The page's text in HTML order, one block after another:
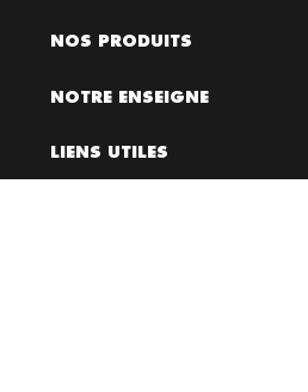
NOS PRODUITS
NOTRE ENSEIGNE
LIENS UTILES